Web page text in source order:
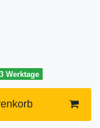
Werktage